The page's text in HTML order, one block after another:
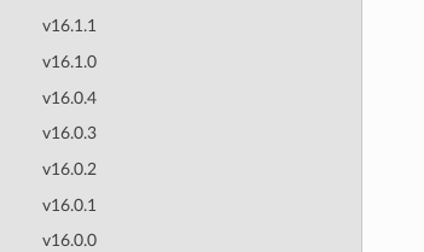
v16.1.1
v16.1.0
v16.0.4
v16.0.3
v16.0.2
v16.0.1
v16.0.0